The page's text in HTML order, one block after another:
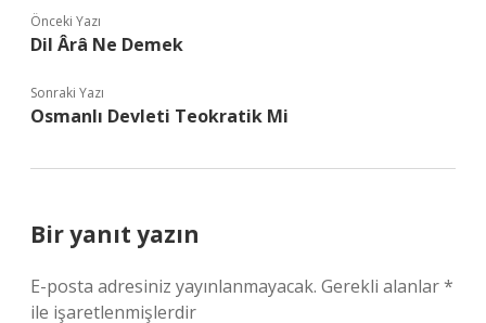
Önceki Yazı
Dil Ârâ Ne Demek
Sonraki Yazı
Osmanlı Devleti Teokratik Mi
Bir yanıt yazın
E-posta adresiniz yayınlanmayacak. Gerekli alanlar*
ile işaretlenmişlerdir